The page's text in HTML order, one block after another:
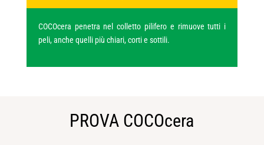
COCOcera penetra nel colletto pilifero e rimuove tutti i
peli, anche quelli più chiari, corti e sottili.
PROVA COCOcera